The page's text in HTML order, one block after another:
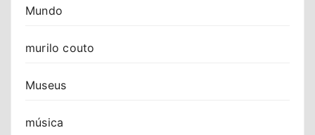
Mundo
murilo couto
Museus
música